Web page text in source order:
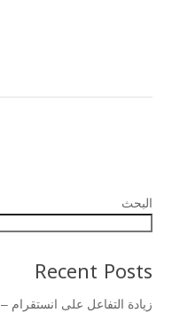
البحث
Recent Posts
زيادة التفاعل على انستقرام – 16 نصيحة في 2022